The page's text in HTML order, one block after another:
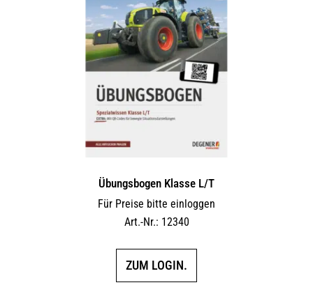
Übungsbogen Klasse L/T
Für Preise bitte einloggen
Art.-Nr.: 12340
ZUM LOGIN.